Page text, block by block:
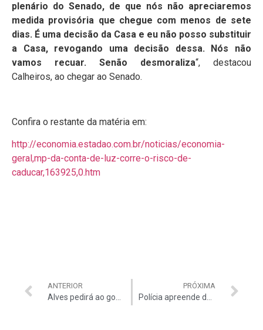
plenário do Senado, de que nós não apreciaremos
medida provisória que chegue com menos de sete
dias. É uma decisão da Casa e eu não posso substituir
a Casa, revogando uma decisão dessa. Nós não
vamos recuar. Senão desmoraliza“, destacou
Calheiros, ao chegar ao Senado.
Confira o restante da matéria em:
http://economia.estadao.com.br/noticias/economia-
geral,mp-da-conta-de-luz-corre-o-risco-de-
caducar,163925,0.htm
ANTERIOR PRÓXIMA